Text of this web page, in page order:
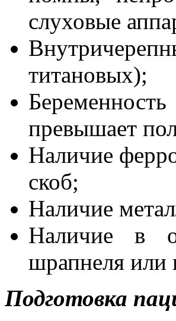
слуховые
титановых);
превышает
Наличие
скоб;
Наличие
Наличие в
шрапнеля или
Подготовка